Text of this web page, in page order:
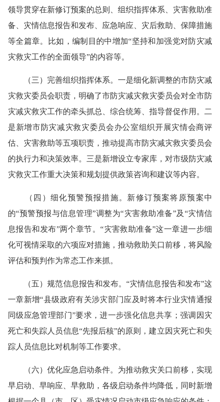
领导贯穿在新修订预案的总则、组织指挥体系、灾害救助准
备、灾情信息报告和发布、应急响应、灾后救助、保障措施
等全篇章。比如，编制目的中增加“坚持和加强党对防灾减
灾救灾工作的全面领导”的内容等。
（三）完善组织指挥体系。一是细化新调整的市防灾减
灾救灾委员会职责，明确了市防灾减灾救灾委员会对全市防
灾减灾救灾工作的牵头抓总、综合统筹、指导督促作用。二
是新增市防灾减灾救灾委员会办公室组织开展灾情会商评
估、灾害救助等五项职责，推动提高市防灾减灾救灾委员会
的执行力和决策效率。三是新增设立专家库，对市级防灾减
灾救灾工作重大决策和规划提供政策咨询和建议等内容。
（四）细化预警预报措施。新修订预案将原预案中
的“预警预报与信息管理”调整为“灾害救助准备”及“灾情信
息报告和发布”两个章节。“灾害救助准备”这一章进一步细
化可视情采取的六项应对措施，推动救助关口前移，将风险
评估和预判作为常态工作来抓。
（五）规范信息报告和发布。“灾情信息报告和发布”这
一章新增“县级政府有关涉灾部门应及时将本行业灾情通报
同级应急管理部门”要求，进一步强化信息共享；强调因灾
死亡和失踪人员信息“先报后核”的原则，建立因灾死亡和失
踪人员信息比对机制等工作要求。
（六）优化应急启动条件。为推动救灾关口前移，实现
早启动、早响应、早救助，各级启动条件均降低，同时新增